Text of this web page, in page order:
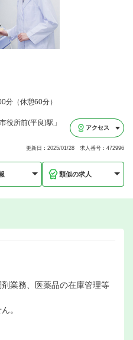
分（休憩60分）
役所前(平良)駅」
アクセス
更新日：2025/01/28 求人番号：472996
類似の求人
業務、医薬品の在庫管理等
。